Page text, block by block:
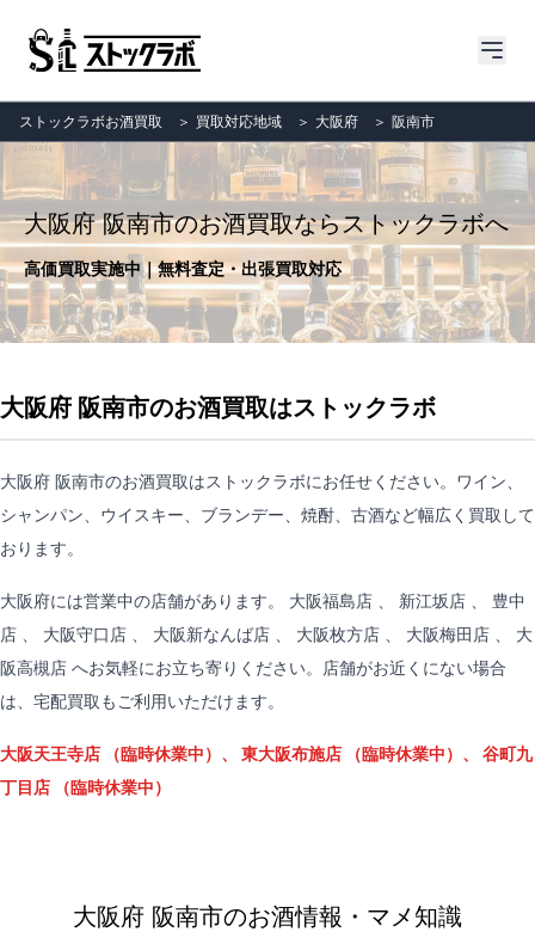
ストックラボお酒買取 ＞ 買取対応地域 ＞ 大阪府 ＞ 阪南市
大阪府 阪南市のお酒買取ならストックラボへ
高価買取実施中｜無料査定・出張買取対応
大阪府 阪南市のお酒買取はストックラボ
大阪府 阪南市のお酒買取はストックラボにお任せください。ワイン、
シャンパン、ウイスキー、ブランデー、焼酎、古酒など幅広く買取して
おります。
大阪府には営業中の店舗があります。 大阪福島店 新江坂店
豊中
店
大阪守口店 大阪新なんば店 大阪枚方店 大阪梅田店
大
阪高槻店 へお気軽にお立ち寄りください。店舗がお近くにない場合
は、 宅配買取 もご利用いただけます。
大阪天王寺店 （臨時休業中）、 東大阪布施店 （臨時休業中）、 谷町九
丁目店 （臨時休業中）
大阪府 阪南市のお酒情報・マメ知識